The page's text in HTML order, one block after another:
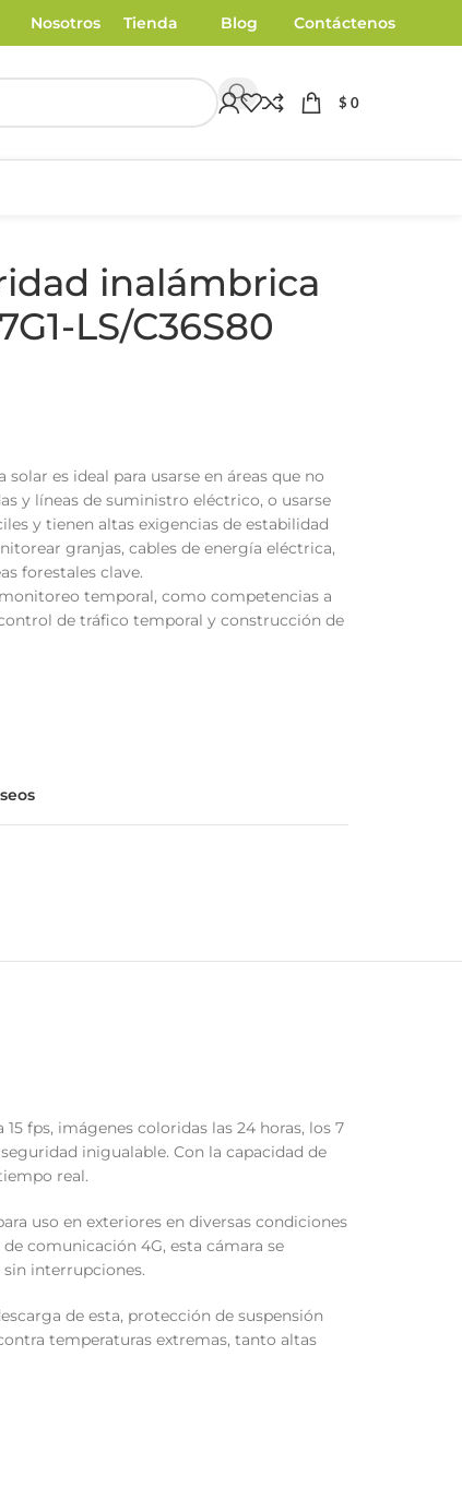
Nosotros Tienda Blog Contáctenos
$ 0
inalámbrica
LS/C36S80
es ideal para usarse en áreas que no
y líneas de suministro eléctrico, o usarse
y tienen altas exigencias de estabilidad
granjas, cables de energía eléctrica,
forestales clave.
temporal, como competencias a
de tráfico temporal y construcción de
fps, imágenes coloridas las 24 horas, los 7
inigualable. Con la capacidad de
real.
uso en exteriores en diversas condiciones
comunicación 4G, esta cámara se
interrupciones.
de esta, protección de suspensión
temperaturas extremas, tanto altas